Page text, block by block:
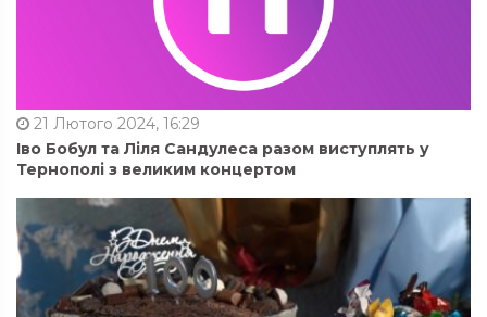
21 Лютого 2024, 16:29
Іво Бобул та Ліля Сандулеса разом виступлять у
Тернополі з великим концертом